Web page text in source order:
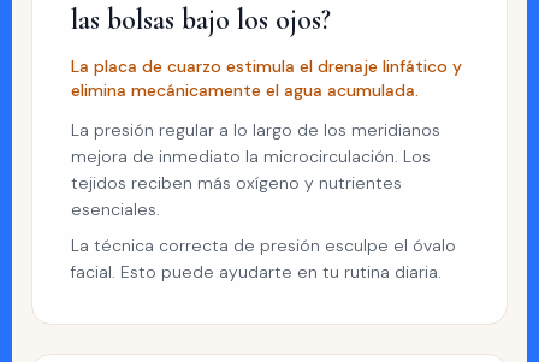
las bolsas bajo los ojos?
La placa de cuarzo estimula el drenaje linfático y
elimina mecánicamente el agua acumulada.
La presión regular a lo largo de los meridianos
mejora de inmediato la microcirculación. Los
tejidos reciben más oxígeno y nutrientes
esenciales.
La técnica correcta de presión esculpe el óvalo
facial. Esto puede ayudarte en tu rutina diaria.